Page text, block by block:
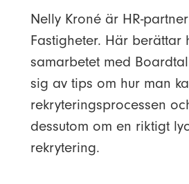
Nelly Kroné är HR-
Fastigheter. Här berättar
samarbetet med
sig av tips om hur man
rekryteringsprocessen
dessutom om en riktigt
rekrytering.